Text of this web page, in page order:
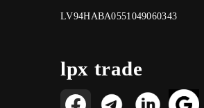
LV94HABA0551049060343
lpx trade